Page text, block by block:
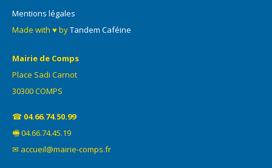
Mentions légales
Made with ♥ byTandem Caféine
Mairie de Comps
Place Sadi Carnot
30300 COMPS
☎ 04.66.74.50.99
🖷 04.66.74.45.19
✉ accueil@mairie-comps.fr